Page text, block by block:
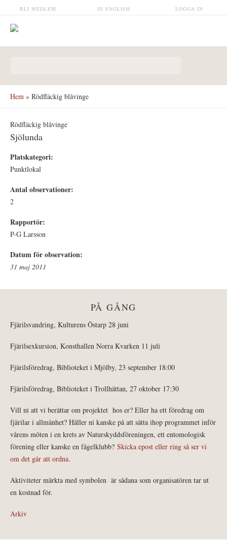
Hoppa till huvudinnehåll LOGGA IN
IN ENGLISH
BLI MEDLEM
Hem » Rödfläckig blåvinge
Rödfläckig blåvinge
Sjölunda
Platskategori:
Punktlokal
Antal observationer:
2
Rapportör:
P-G Larsson
Datum för observation:
31 maj 2011
PÅ GÅNG
Fjärilsvandring, Kulturens Östarp 28 juni
Fjärilsexkursion, Konsthallen Norra Kvarken 11 juli
Fjärilsföredrag, Biblioteket i Mjölby, 23 september 18:00
Fjärilsföredrag, Biblioteket i Trollhättan, 27 oktober 17:30
Vill ni att vi berättar om projektet hos er? Eller ha ett föredrag om
fjärilar i allmänhet? Håller ni kanske på att sätta ihop programmet inför
vårens möten i en krets av Naturskyddsföreningen, ett entomologisk
förening eller kanske en fågelklubb? Skicka epost eller ring så ser vi
om det går att ordna.
Aktiviteter märkta med symbolen är sådana som organisatören tar ut
en kostnad för.
Arkiv